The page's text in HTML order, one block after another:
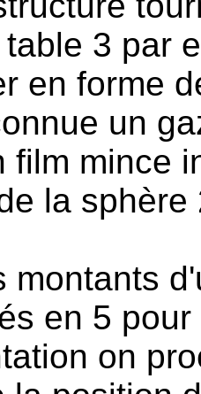
3 par
en forme
un
film mince
la
montants
en 5
on